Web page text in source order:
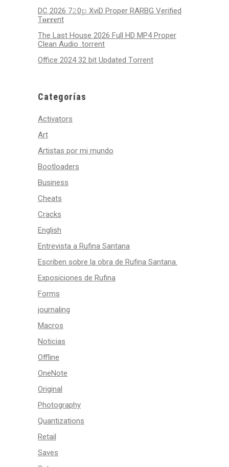
DC 2026 7𝟸0𝚙 XviD Proper RARBG Verified
T𝐨𝐫𝐫𝐞nt
The Last House 2026 Full HD MP4 Proper
Clean Audio .torrent
Office 2024 32 bit Updated Tоrrеnt
Categorías
Activators
Art
Artistas por mi mundo
Bootloaders
Business
Cheats
Cracks
English
Entrevista a Rufina Santana
Escriben sobre la obra de Rufina Santana.
Exposiciones de Rufina
Forms
journaling
Macros
Noticias
Offline
OneNote
Original
Photography
Quantizations
Retail
Saves